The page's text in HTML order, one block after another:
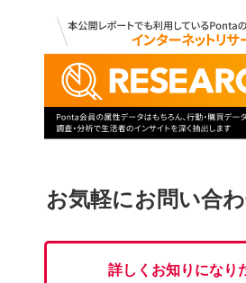
お気軽にお問い合
詳しくお知りになり